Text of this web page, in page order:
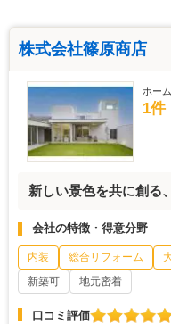
株式会社篠原商店
ホー
1件
新しい景色を共に創る
会社の特徴・得意分野
内装 総合リフォーム
新築可
地元密着
口コミ評価